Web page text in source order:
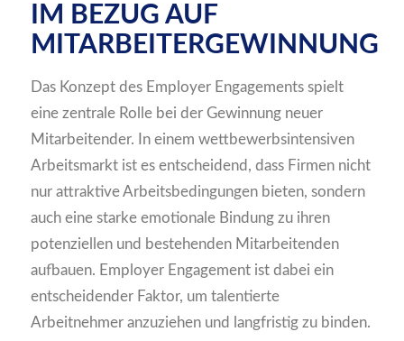
IM BEZUG AUF
MITARBEITERGEWINNUNG
Das Konzept des Employer Engagements spielt
eine zentrale Rolle bei der Gewinnung neuer
Mitarbeitender. In einem wettbewerbsintensiven
Arbeitsmarkt ist es entscheidend, dass Firmen nicht
nur attraktive Arbeitsbedingungen bieten, sondern
auch eine starke emotionale Bindung zu ihren
potenziellen und bestehenden Mitarbeitenden
aufbauen. Employer Engagement ist dabei ein
entscheidender Faktor, um talentierte
Arbeitnehmer anzuziehen und langfristig zu binden.